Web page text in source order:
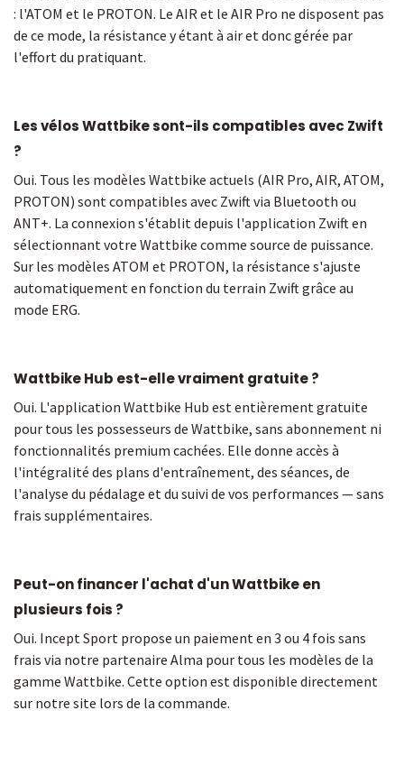
: l'ATOM et le PROTON. Le AIR et le AIR Pro ne disposent pas
de ce mode, la résistance y étant à air et donc gérée par
l'effort du pratiquant.
Les vélos Wattbike sont-ils compatibles avec Zwift
?
Oui. Tous les modèles Wattbike actuels (AIR Pro, AIR, ATOM,
PROTON) sont compatibles avec Zwift via Bluetooth ou
ANT+. La connexion s'établit depuis l'application Zwift en
sélectionnant votre Wattbike comme source de puissance.
Sur les modèles ATOM et PROTON, la résistance s'ajuste
automatiquement en fonction du terrain Zwift grâce au
mode ERG.
Wattbike Hub est-elle vraiment gratuite ?
Oui. L'application Wattbike Hub est entièrement gratuite
pour tous les possesseurs de Wattbike, sans abonnement ni
fonctionnalités premium cachées. Elle donne accès à
l'intégralité des plans d'entraînement, des séances, de
l'analyse du pédalage et du suivi de vos performances — sans
frais supplémentaires.
Peut-on financer l'achat d'un Wattbike en
plusieurs fois ?
Oui. Incept Sport propose un paiement en 3 ou 4 fois sans
frais via notre partenaire Alma pour tous les modèles de la
gamme Wattbike. Cette option est disponible directement
sur notre site lors de la commande.